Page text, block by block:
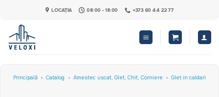
content
LOCAȚIA 08:00 - 18:00 +373 60 44 22 77
Principală » Catalog » Amestec uscat, Glet, Chit, Corniere » Glet in caldari